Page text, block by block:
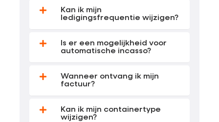
Kan ik mijn
ledigingsfrequentie wijzigen?
Is er een mogelijkheid voor
automatische incasso?
Wanneer ontvang ik mijn
factuur?
Kan ik mijn containertype
wijzigen?